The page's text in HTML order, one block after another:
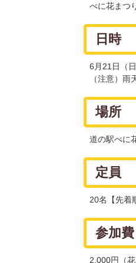
べに花まつ
日時
6月21日（
（注意）雨
場所
道の駅べに
定員
20名【先着
参加費
2,000円（